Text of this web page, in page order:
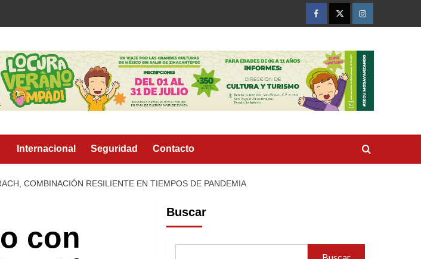
FacebookTwitterInstagram
Internacional Seguridad Contacto
COMBINACIÓN RESILIENTE EN TIEMPOS DE PANDEMIA
con
Buscar